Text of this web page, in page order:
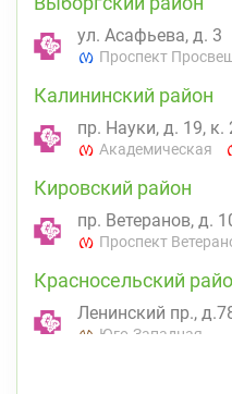
ул. Асафьева, д. 3
Проспект
Калининский район
пр. Науки, д. 19, к.
Академическая
Кировский район
пр. Ветеранов, д.
Проспект
Красносельский
Ленинский пр.,
Юго-Западная